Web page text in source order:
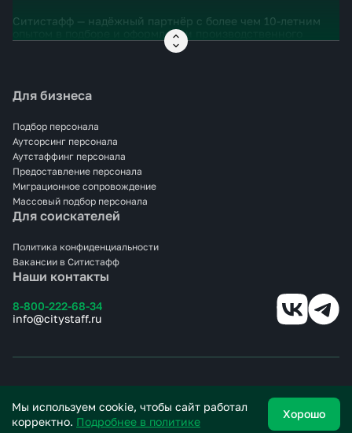
Ситистафф — надёжный партнёр с более чем 10-летним
опытом в подборе и оформлении производственного
персонала. Мы понимаем, насколько важно
Закрываем задачи под ключ: от поиска до выхода
размещением, адаптацией. Всё это — без лишней
бюрократии и с чёткими сроками.
Если вам нужен персонал на пищевое производство в
Челябинске, просто оставьте заявку — мы возьмём
остальное на себя.
Наши контакты
8-800-222-68-34
info@citystaff.ru
Для бизнеса
Подбор персонала
Аутсорсинг персонала
Аутстаффинг персонала
Предоставление персонала
Миграционное сопровождение
Массовый подбор персонала
Для соискателей
Политика конфиденциальности
Вакансии в Ситистафф
Все права защищены.
Мы используем cookie, чтобы сайт работал
корректно. Подробнее в политике
Хорошо